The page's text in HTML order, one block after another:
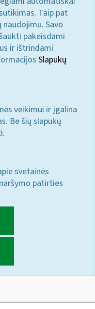
Taip pat
Savo
pakeisdami
ir ištrindami
Slapukų
veikimui ir įgalina
Be šių slapukų
svetainės
patirties